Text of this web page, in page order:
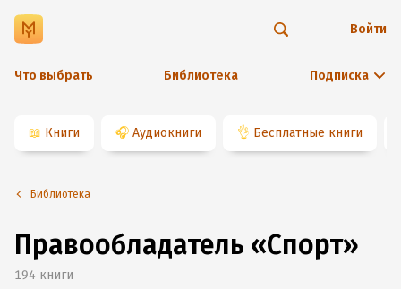
Что выбрать Библиотека Подписка
Войти
📖 Книги 🎧 Аудиокниги 👌 Бесплатные книги
Библиотека
Правообладатель «Спорт»
194 книги